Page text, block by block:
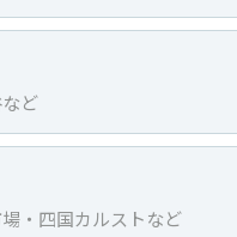
ど
・四国カルストなど